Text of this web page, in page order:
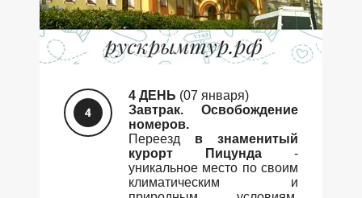
4 ДЕНЬ (07 января)
Завтрак. Освобождение
номеров.
Переезд в знаменитый
курорт Пицунда -
уникальное место по своим
климатическим и